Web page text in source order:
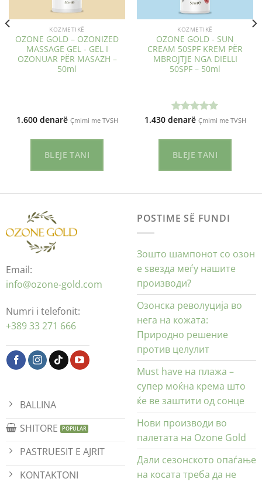
KOZMETIKË
OZONE GOLD – OZONIZED
MASSAGE GEL - GEL I
OZONUAR PËR MASAZH –
50ml
1.600 denarë Çmimi me TVSH
BLEJE TANI
KOZMETIKË
OZONE GOLD - SUN
CREAM 50SPF KREM PËR
MBROJTJE NGA DIELLI
50SPF – 50ml
Vlerësuar
nga 5
1.430 denarë Çmimi me TVSH
BLEJE TANI
Email:
info@ozone-gold.com
Numri i telefonit:
+389 33 271 666
BALLINA
SHITORE
PASTRUESIT E AJRIT
KONTAKTONI
POSTIME SË FUNDI
Зошто шампонот со озон
е ѕвезда меѓу нашите
производи?
Озонска револуција во
нега на кожата:
Природно решение
против целулит
Must have на плажа –
супер моќна крема што
ќе ве заштити од сонце
Нови производи во
палетата на Ozone Gold
Дали сезонското опаѓање
на косата треба да не